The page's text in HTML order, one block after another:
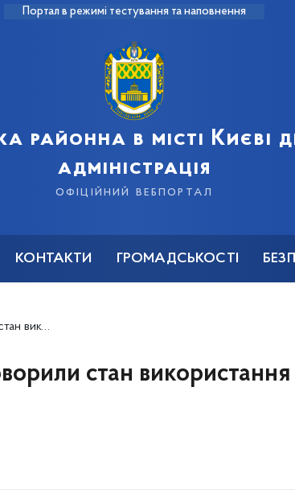
Портал в режимі тестування та наповнення
районна в місті Києві
адміністрація
офіційний вебпортал
КОНТАКТИ ГРОМАДСЬКОСТІ
коштів
стан використання